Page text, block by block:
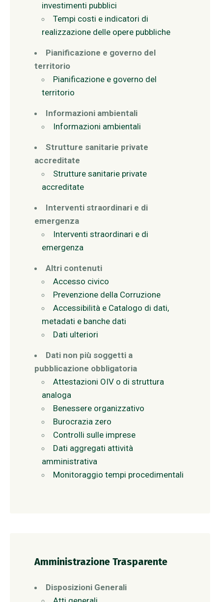
investimenti pubblici
Tempi costi e indicatori di
realizzazione delle opere pubbliche
Pianificazione e governo del
territorio
Pianificazione e governo del
territorio
Informazioni ambientali
Informazioni ambientali
Strutture sanitarie private
accreditate
Strutture sanitarie private
accreditate
Interventi straordinari e di
emergenza
Interventi straordinari e di
emergenza
Altri contenuti
Accesso civico
Prevenzione della Corruzione
Accessibilità e Catalogo di dati,
metadati e banche dati
Dati ulteriori
Dati non più soggetti a
pubblicazione obbligatoria
Attestazioni OIV o di struttura
analoga
Benessere organizzativo
Burocrazia zero
Controlli sulle imprese
Dati aggregati attività
amministrativa
Monitoraggio tempi procedimentali
Amministrazione Trasparente
Disposizioni Generali